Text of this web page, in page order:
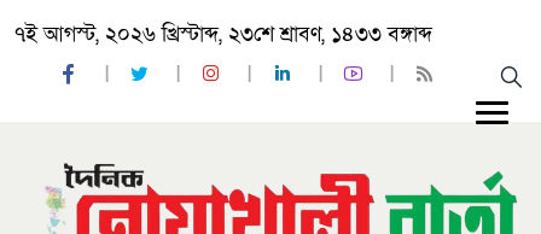
৭ই আগস্ট, ২০২৬ খ্রিস্টাব্দ, ২৩শে শ্রাবণ, ১৪৩৩ বঙ্গাব্দ